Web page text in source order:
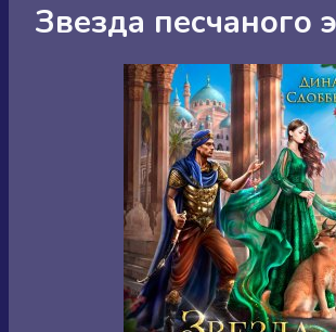
Звезда песчаного